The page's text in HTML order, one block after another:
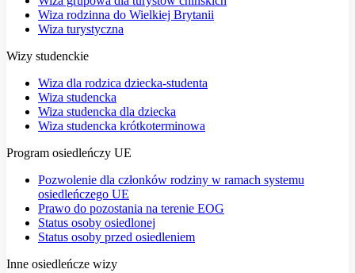
Wiza rodzinna do Wielkiej Brytanii
Wiza turystyczna
Wizy studenckie
Wiza dla rodzica dziecka-studenta
Wiza studencka
Wiza studencka dla dziecka
Wiza studencka krótkoterminowa
Program osiedleńczy UE
Pozwolenie dla członków rodziny w ramach systemu
osiedleńczego UE
Prawo do pozostania na terenie EOG
Status osoby osiedlonej
Status osoby przed osiedleniem
Inne osiedleńcze wizy